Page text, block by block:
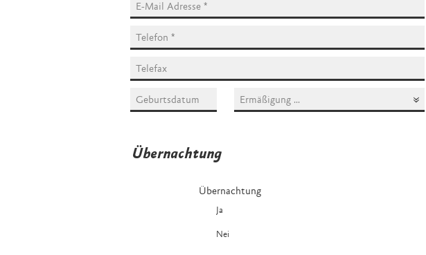
Ich habe Anspruch auf Ermäßigung, sofern im Tagungsprogramm
Übernachtung
Übernachtung
Ja
Nein